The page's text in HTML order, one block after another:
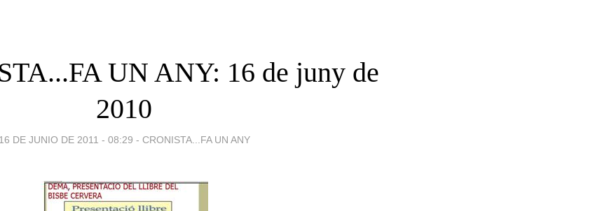
UN ANY: 16 de juny de
2010
16 DE JUNIO DE 2011 - 08:29 - CRONISTA...FA UN ANY